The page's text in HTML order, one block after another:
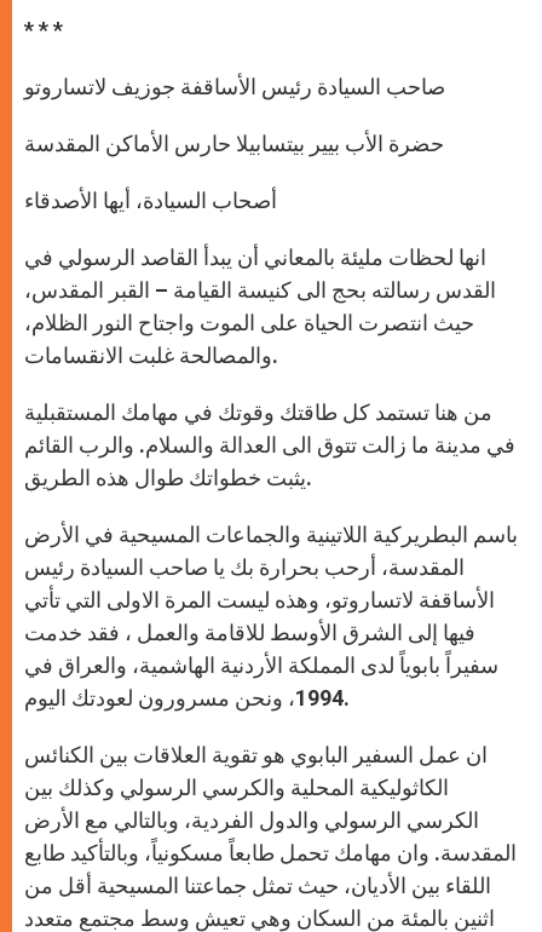
* * *
صاحب السيادة رئيس الأساقفة جوزيف لاتساروتو
حضرة الأب بيير بيتسابيلا حارس الأماكن المقدسة
أصحاب السيادة، أيها الأصدقاء
انها لحظات مليئة بالمعاني أن يبدأ القاصد الرسولي في
القدس رسالته بحج الى كنيسة القيامة – القبر المقدس،
حيث انتصرت الحياة على الموت واجتاح النور الظلام،
والمصالحة غلبت الانقسامات.
من هنا تستمد كل طاقتك وقوتك في مهامك المستقبلية
في مدينة ما زالت تتوق الى العدالة والسلام. والرب القائم
يثبت خطواتك طوال هذه الطريق.
باسم البطريركية اللاتينية والجماعات المسيحية في الأرض
المقدسة، أرحب بحرارة بك يا صاحب السيادة رئيس
الأساقفة لاتساروتو، وهذه ليست المرة الاولى التي تأتي
فيها إلى الشرق الأوسط للاقامة والعمل ، فقد خدمت
سفيراً بابوياً لدى المملكة الأردنية الهاشمية، والعراق في
1994، ونحن مسرورون لعودتك اليوم.
ان عمل السفير البابوي هو تقوية العلاقات بين الكنائس
الكاثوليكية المحلية والكرسي الرسولي وكذلك بين
الكرسي الرسولي والدول الفردية، وبالتالي مع الأرض
المقدسة. وان مهامك تحمل طابعاً مسكونياً، وبالتأكيد طابع
اللقاء بين الأديان، حيث تمثل جماعتنا المسيحية أقل من
اثنين بالمئة من السكان وهي تعيش وسط مجتمع متعدد